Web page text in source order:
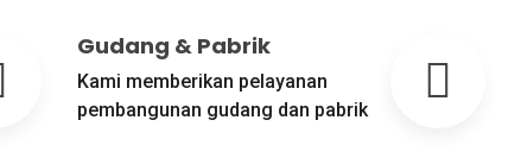
Gudang & Pabrik
Kami memberikan pelayanan
pembangunan gudang dan pabrik